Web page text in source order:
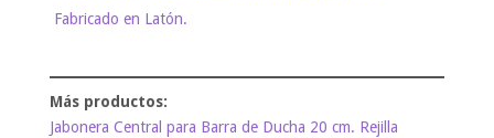
Fabricado en Latón.
Jabonera Central para Barra de Ducha 20 cm. Rejilla